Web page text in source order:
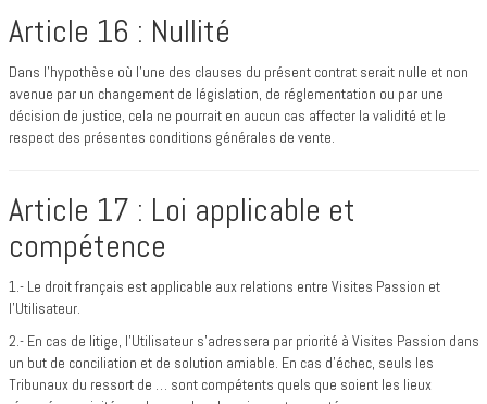
Article 16 : Nullité
Dans l'hypothèse où l'une des clauses du présent contrat serait nulle et non
avenue par un changement de législation, de réglementation ou par une
décision de justice, cela ne pourrait en aucun cas affecter la validité et le
respect des présentes conditions générales de vente.
Article 17 : Loi applicable et
compétence
1.- Le droit français est applicable aux relations entre Visites Passion et
l’Utilisateur.
2.- En cas de litige, l’Utilisateur s’adressera par priorité à Visites Passion dans
un but de conciliation et de solution amiable. En cas d’échec, seuls les
Tribunaux du ressort de … sont compétents quels que soient les lieux